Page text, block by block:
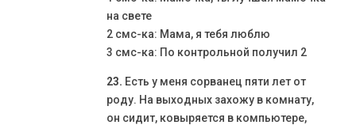
на свете
2 смс-ка: Мама, я тебя люблю
3 смс-ка: По контрольной получил 2
23. Есть у меня сорванец пяти лет от
роду. На выходных захожу в комнату,
он сидит, ковыряется в компьютере,